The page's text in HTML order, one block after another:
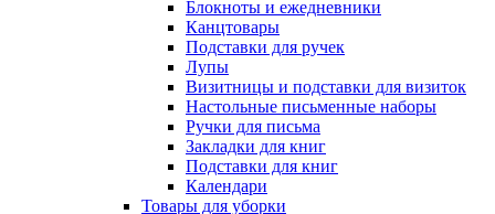
Блокноты и ежедневники
Канцтовары
Подставки для ручек
Лупы
Визитницы и подставки для визиток
Настольные письменные наборы
Ручки для письма
Закладки для книг
Подставки для книг
Календари
Товары для уборки